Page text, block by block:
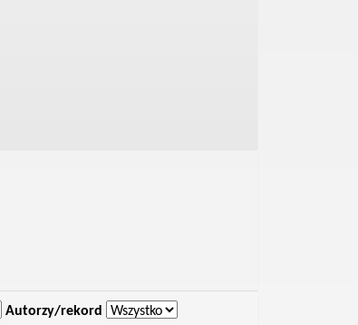
Autorzy/rekord